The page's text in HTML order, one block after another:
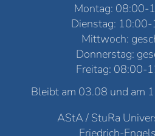
Montag: 08:00-
Dienstag:
Mittwoch:
Donnerstag:
Freitag: 08:00-
Bleibt am 03.08 und am
AStA / StuRa
Friedrich-